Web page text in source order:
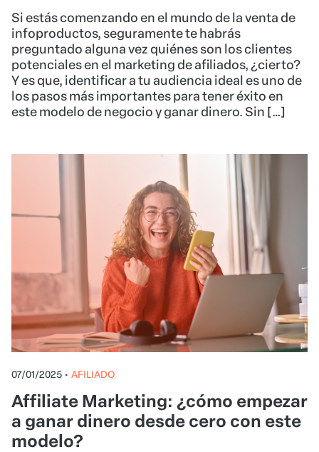
Si estás comenzando en el mundo de la venta de
infoproductos, seguramente te habrás
preguntado alguna vez quiénes son los clientes
potenciales en el marketing de afiliados, ¿cierto?
Y es que, identificar a tu audiencia ideal es uno de
los pasos más importantes para tener éxito en
este modelo de negocio y ganar dinero. Sin […]
07/01/2025 • AFILIADO
Affiliate Marketing: ¿cómo empezar
a ganar dinero desde cero con este
modelo?